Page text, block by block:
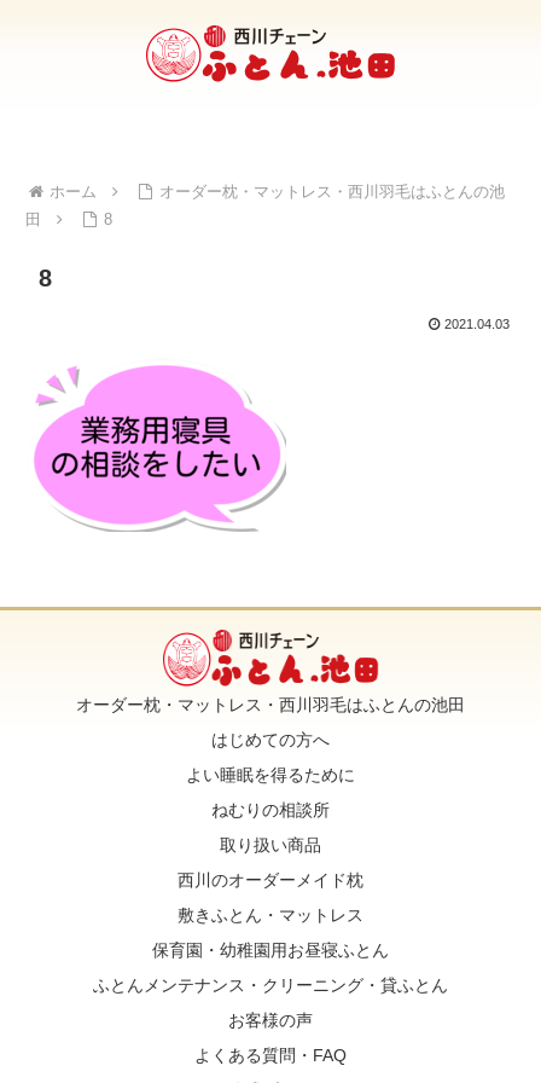
ホーム
オーダー枕・マットレス・西川羽毛はふとんの池
田
8
8
2021.04.03
オーダー枕・マットレス・西川羽毛はふとんの池田
はじめての方へ
よい睡眠を得るために
ねむりの相談所
取り扱い商品
西川のオーダーメイド枕
敷きふとん・マットレス
保育園・幼稚園用お昼寝ふとん
ふとんメンテナンス・クリーニング・貸ふとん
お客様の声
よくある質問・FAQ